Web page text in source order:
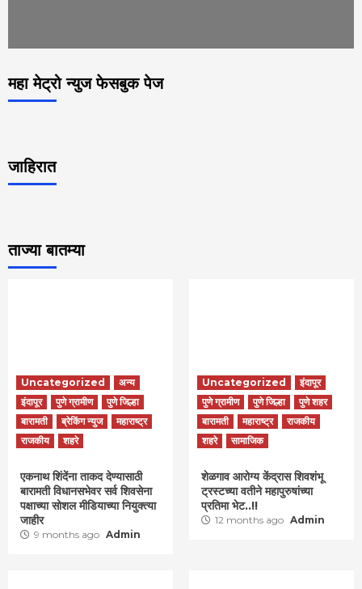
महा मेट्रो न्युज फेसबुक पेज
जाहिरात
ताज्या बातम्या
Uncategorized
अन्य
इंदापूर
पुणे ग्रामीण
पुणे जिल्हा
बारामती
ब्रेकिंग न्युज
महाराष्ट्र
राजकीय
शहरे
एकनाथ शिंदेंना ताकद देण्यासाठी
बारामती विधानसभेवर सर्व शिवसेना
पक्षाच्या सोशल मीडियाच्या नियुक्त्या
जाहीर
9 months ago Admin
Uncategorized
इंदापूर
पुणे ग्रामीण
पुणे जिल्हा
पुणे शहर
बारामती
महाराष्ट्र
राजकीय
शहरे
सामाजिक
शेळगाव आरोग्य केंद्रास शिवशंभू
ट्रस्टच्या वतीने महापुरुषांच्या
प्रतिमा भेट..!!
12 months ago Admin